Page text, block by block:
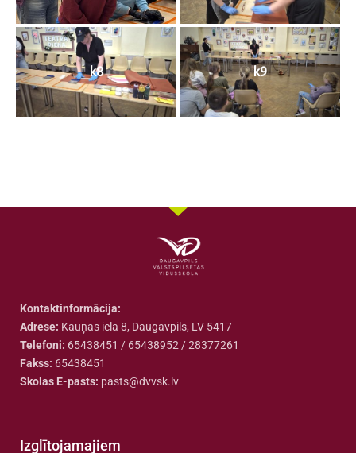
k8 k9
Kontaktinformācija:
Adrese: Kauņas iela 8, Daugavpils, LV 5417
Telefoni: 65438451 / 65438952 / 28377261
Fakss: 65438451
Skolas E-pasts: pasts@dvvsk.lv
Izglītojamajiem